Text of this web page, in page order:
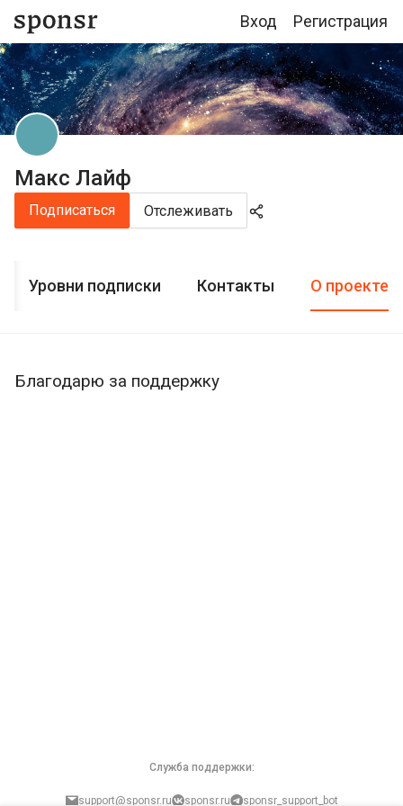
Вход Регистрация
Макс Лайф
Подписаться Отслеживать
Уровни подписки Контакты О проекте
Благодарю за поддержку
Служба поддержки:
support@sponsr.ru sponsr.ru sponsr_support_bot